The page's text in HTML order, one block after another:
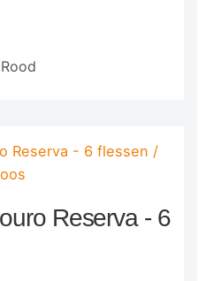
Rood
Reserva - 6